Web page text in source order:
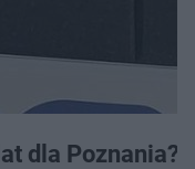
dla Poznania?